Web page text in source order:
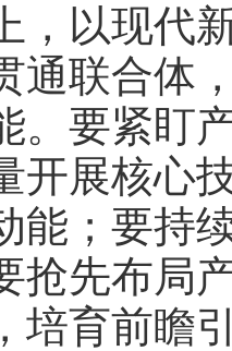
，以现代
通联合体
。要紧盯
开展核心
能；要持
抢先布局
培育前瞻